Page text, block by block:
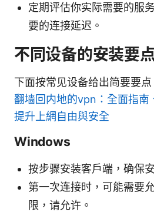
定期评估你实际需要的服
要的连接延迟。
不同设备的安装要点
下面按常见设备给出简要要
翻墙回内地的vpn：全面指南
提升上網自由與安全
Windows
按步骤安装客户端，确保
第一次连接时，可能需要
限，请允许。